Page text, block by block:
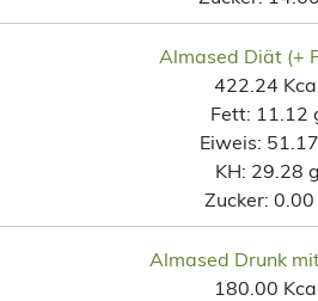
Almased Diät (+
422.24
Fett: 11.12
Eiweis:
KH: 29.28 g
Zucker: 0.00
Almased Drunk
180.00